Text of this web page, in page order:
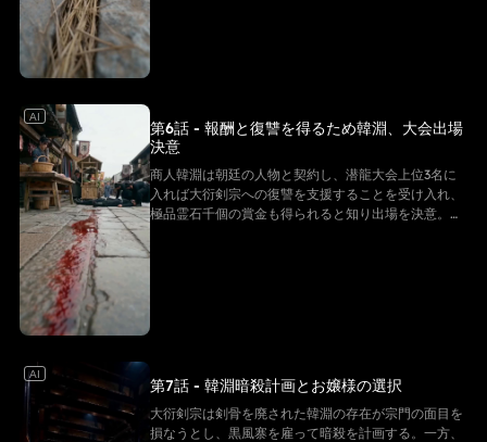
AI
第6話 - 報酬と復讐を得るため韓淵、大会出場
決意
商人韓淵は朝廷の人物と契約し、潜龍大会上位3名に
入れば大衍剣宗への復讐を支援することを受け入れ、
極品霊石千個の賞金も得られると知り出場を決意。同
報告が上がっている。
AI
第7話 - 韓淵暗殺計画とお嬢様の選択
大衍剣宗は剣骨を廃された韓淵の存在が宗門の面目を
損なうとし、黒風寨を雇って暗殺を計画する。一方、